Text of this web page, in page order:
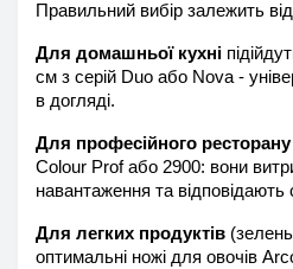
Правильний вибір залежить
Для домашньої кухні
см з серій Duo або Nova -
в догляді.
Для професійного ресторану
Colour Prof або 2900: вони
навантаження та
Для легких продуктів
оптимальні ножі для овочів